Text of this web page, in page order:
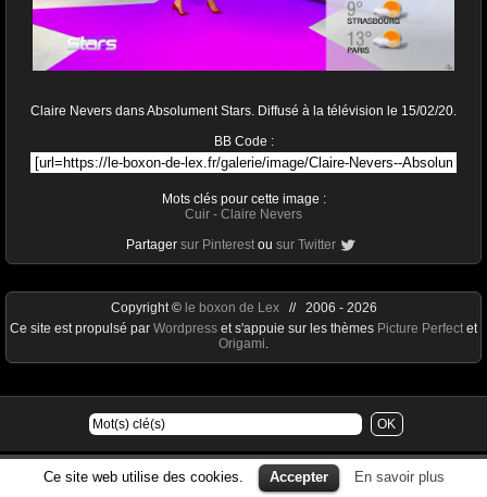
Claire Nevers dans Absolument Stars. Diffusé à la télévision le 15/02/20.
BB Code :
Mots clés pour cette image :
Cuir - Claire Nevers
Partager sur Pinterest ou sur Twitter
Ce site web utilise des cookies. Accepter En savoir plus
Copyright © le boxon de Lex// 2006 - 2026
Ce site est propulsé par Wordpress et s'appuie sur les thèmes Picture Perfect et
Origami